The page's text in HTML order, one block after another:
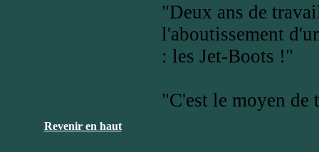
"Deux ans de
l'aboutissement
: les Jet-Boots !"
"C'est le moyen
Revenir en haut